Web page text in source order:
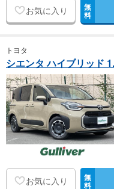
お気に入り 無
料
トヨタ
シエンタ ハイブリッド
お気に入り 無
料